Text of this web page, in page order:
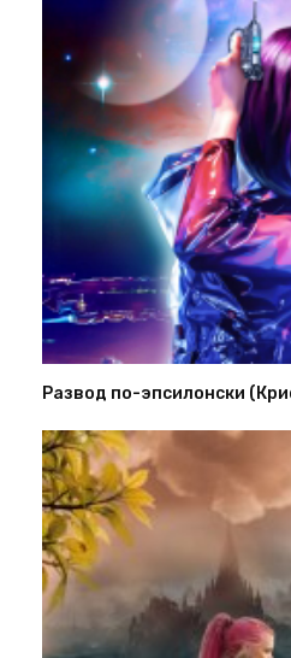
Развод по-эпсилонски